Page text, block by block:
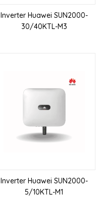
Inverter Huawei SUN2000-
30/40KTL-M3
Inverter Huawei SUN2000-
5/10KTL-M1